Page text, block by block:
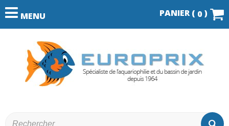
MENU PANIER ( 0 )